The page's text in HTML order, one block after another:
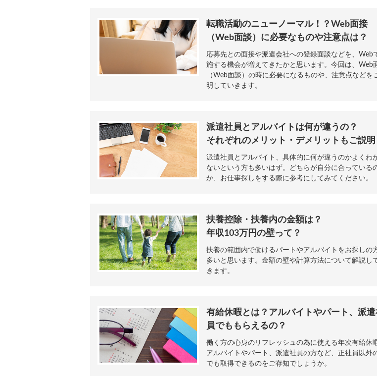
転職活動のニューノーマル！？Web面接
（Web面談）に必要なものや注意点は？
応募先との面接や派遣会社への登録面談などを、Web
施する機会が増えてきたかと思います。今回は、Web
（Web面談）の時に必要になるものや、注意点などを
明していきます。
派遣社員とアルバイトは何が違うの？
それぞれのメリット・デメリットもご説明
派遣社員とアルバイト、具体的に何が違うのかよくわ
ないという方も多いはず。どちらが自分に合っている
か、お仕事探しをする際に参考にしてみてください。
扶養控除・扶養内の金額は？
年収103万円の壁って？
扶養の範囲内で働けるパートやアルバイトをお探しの
多いと思います。金額の壁や計算方法について解説し
きます。
有給休暇とは？アルバイトやパート、派
員でももらえるの？
働く方の心身のリフレッシュの為に使える年次有給休
アルバイトやパート、派遣社員の方など、正社員以外
でも取得できるのをご存知でしょうか。